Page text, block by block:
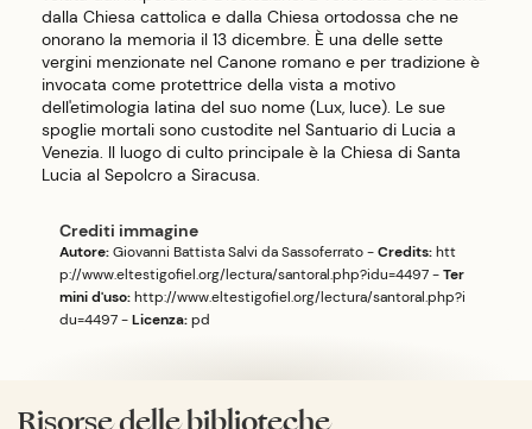
dalla Chiesa cattolica e dalla Chiesa ortodossa che ne
onorano la memoria il 13 dicembre. È una delle sette
vergini menzionate nel Canone romano e per tradizione è
invocata come protettrice della vista a motivo
dell'etimologia latina del suo nome (Lux, luce). Le sue
spoglie mortali sono custodite nel Santuario di Lucia a
Venezia. Il luogo di culto principale è la Chiesa di Santa
Lucia al Sepolcro a Siracusa.
Crediti immagine
Autore:Giovanni Battista Salvi da Sassoferrato-Credits:htt
p://www.eltestigofiel.org/lectura/santoral.php?idu=4497-Ter
mini d'uso:http://www.eltestigofiel.org/lectura/santoral.php?i
du=4497-Licenza:pd